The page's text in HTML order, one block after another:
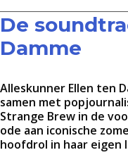
De
Damme
Alleskunner Ellen ten
samen met
Strange Brew in de
ode aan iconische
hoofdrol in haar eigen